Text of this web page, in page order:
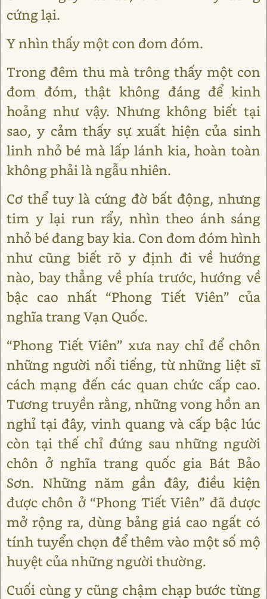
cứng lại.
Y nhìn thấy một con đom đóm.
Trong đêm thu mà trông thấy một con
đom đóm, thật không đáng để kinh
hoảng như vậy. Nhưng không biết tại
sao, y cảm thấy sự xuất hiện của sinh
linh nhỏ bé mà lấp lánh kia, hoàn toàn
không phải là ngẫu nhiên.
Cơ thể tuy là cứng đờ bất động, nhưng
tim y lại run rẩy, nhìn theo ánh sáng
nhỏ bé đang bay kia. Con đom đóm hình
như cũng biết rõ y định đi về hướng
nào, bay thẳng về phía trước, hướng về
bậc cao nhất “Phong Tiết Viên” của
nghĩa trang Vạn Quốc.
“Phong Tiết Viên” xưa nay chỉ để chôn
những người nổi tiếng, từ những liệt sĩ
cách mạng đến các quan chức cấp cao.
Tương truyền rằng, những vong hồn an
nghỉ tại đây, vinh quang và cấp bậc lúc
còn tại thế chỉ đứng sau những người
chôn ở nghĩa trang quốc gia Bát Bảo
Sơn. Những năm gần đây, điều kiện
được chôn ở “Phong Tiết Viên” đã được
mở rộng ra, dùng bảng giá cao ngất có
tính tuyển chọn để thêm vào một số mộ
huyệt của những người thường.
Cuối cùng y cũng chậm chạp bước từng